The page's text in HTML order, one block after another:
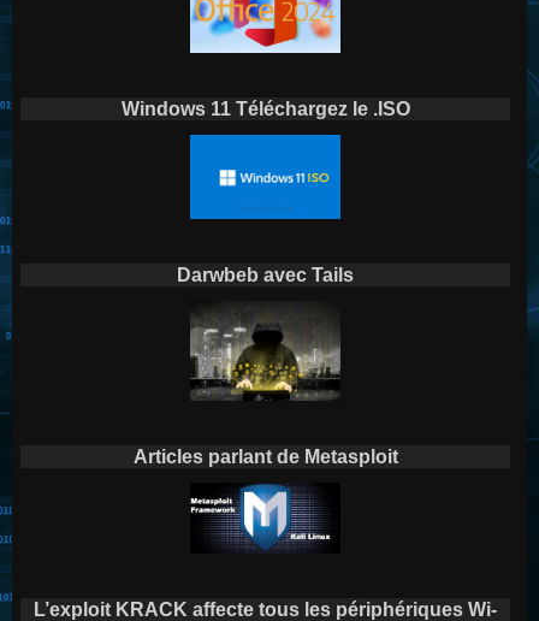
Windows 11 Téléchargez le .ISO
Darwbeb avec Tails
Articles parlant de Metasploit
L’exploit KRACK affecte tous les périphériques Wi-